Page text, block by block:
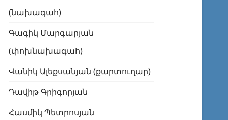
(նախագահ)
Գագիկ Մարգարյան
(փոխնախագահ)
Վանիկ Ալեքսանյան (քարտուղար)
Դավիթ Գրիգորյան
Հասմիկ Պետրոսյան